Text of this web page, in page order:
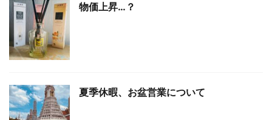
物価上昇…？
夏季休暇、お盆営業について